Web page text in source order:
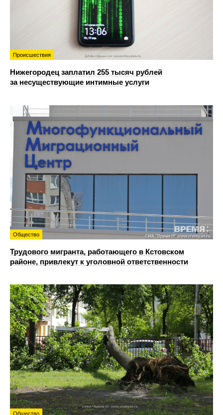
Происшествия
Нижегородец заплатил 255 тысяч рублей
за несуществующие интимные услуги
Общество
Трудового мигранта, работающего в Кстовском
районе, привлекут к уголовной ответственности
Общество